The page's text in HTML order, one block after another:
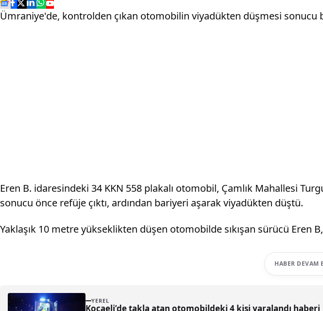
Ümraniye'de, kontrolden çıkan otomobilin viyadükten düşmesi sonucu
Eren B. idaresindeki 34 KKN 558 plakalı otomobil, Çamlık Mahallesi
sonucu önce refüje çıktı, ardından bariyeri aşarak viyadükten düştü.
Yaklaşık 10 metre yükseklikten düşen otomobilde sıkışan sürücü Eren
HABER DEVAM
YEREL
Kocaeli’de takla atan otomobildeki 4 kişi yaralandı haberi